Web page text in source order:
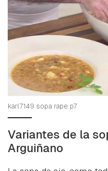
karl7149 sopa rape p7
Variantes de la
Arguiñano